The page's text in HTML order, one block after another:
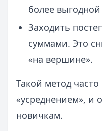
более
Заходить
суммами. Это
«на вершине».
Такой метод
«усреднением», и
новичкам.